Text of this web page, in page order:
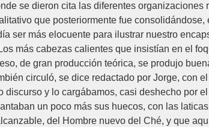
se dieron cita las diferentes
que posteriormente fue
ser más elocuente para ilustrar nuestro
más cabezas calientes que insistían en el
de gran producción teórica, se produjo
circuló, se dice redactado por Jorge, con
y lo cargábamos, casi deshecho por
un poco más sus huecos, con las
del Hombre nuevo del Ché, y que